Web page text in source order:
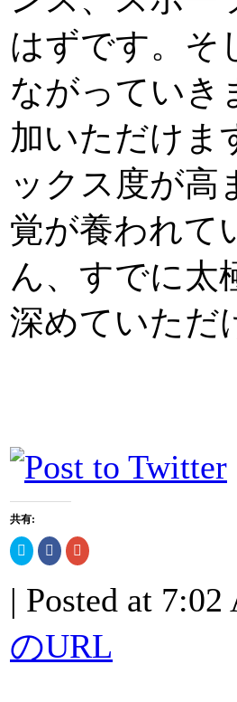
はずです。そ
ながっていき
加いただけま
ックス度が高
覚が養われて
ん、すでに太
深めていただ
共有:
ク
リ
し
て
Twitter
共
有
(新
Facebook
で
る
に
ク
ッ
ク
リ
て
Google+
共
有
(新
| Posted at 7:02
のURL